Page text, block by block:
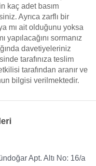
kaç adet basım
Ayrıca zarflı bir
mı ait olduğunu yoksa
yapılacağını sormanız
davetiyeleriniz
tarafınıza teslim
tarafından aranır ve
bilgisi verilmektedir.
Apt. Altı No: 16/a